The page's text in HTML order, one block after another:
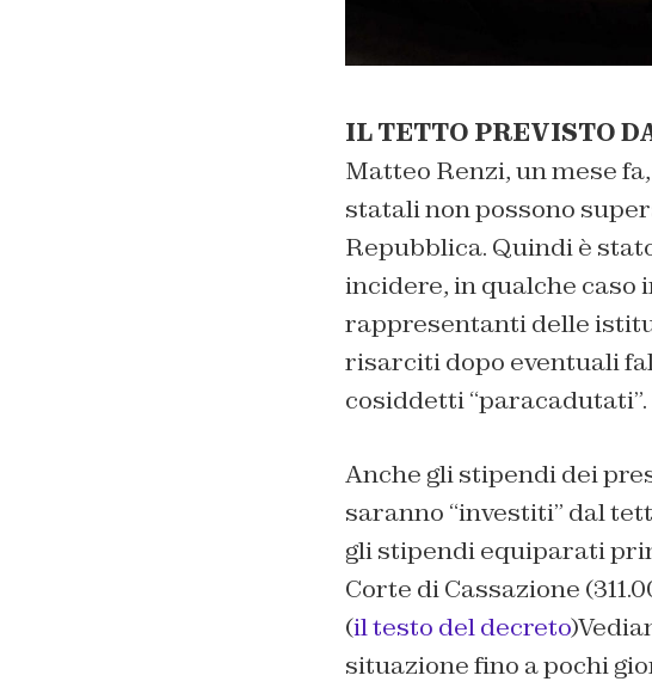
IL TETTO PREVISTO
Matteo Renzi, un mese
statali non possono
Repubblica. Quindi è
incidere, in qualche caso
rappresentanti delle
risarciti dopo eventuali
cosiddetti “paracadutati”.
Anche gli stipendi dei
saranno “investiti” dal
gli stipendi equiparati
Corte di Cassazione
(il testo del decreto
situazione fino a pochi